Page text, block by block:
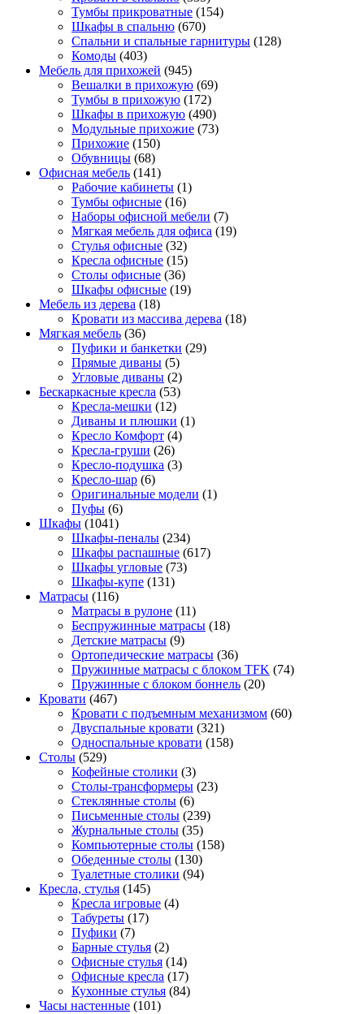
Тумбы прикроватные (154)
Шкафы в спальню (670)
Спальни и спальные гарнитуры (128)
Комоды (403)
Мебель для прихожей (945)
Вешалки в прихожую (69)
Тумбы в прихожую (172)
Шкафы в прихожую (490)
Модульные прихожие (73)
Прихожие (150)
Обувницы (68)
Офисная мебель (141)
Рабочие кабинеты (1)
Тумбы офисные (16)
Наборы офисной мебели (7)
Мягкая мебель для офиса (19)
Стулья офисные (32)
Кресла офисные (15)
Столы офисные (36)
Шкафы офисные (19)
Мебель из дерева (18)
Кровати из массива дерева (18)
Мягкая мебель (36)
Пуфики и банкетки (29)
Прямые диваны (5)
Угловые диваны (2)
Бескаркасные кресла (53)
Кресла-мешки (12)
Диваны и плюшки (1)
Кресло Комфорт (4)
Кресла-груши (26)
Кресло-подушка (3)
Кресло-шар (6)
Оригинальные модели (1)
Пуфы (6)
Шкафы (1041)
Шкафы-пеналы (234)
Шкафы распашные (617)
Шкафы угловые (73)
Шкафы-купе (131)
Матрасы (116)
Матрасы в рулоне (11)
Беспружинные матрасы (18)
Детские матрасы (9)
Ортопедические матрасы (36)
Пружинные матрасы с блоком TFK (74)
Пружинные с блоком боннель (20)
Кровати (467)
Кровати с подъемным механизмом (60)
Двуспальные кровати (321)
Односпальные кровати (158)
Столы (529)
Кофейные столики (3)
Столы-трансформеры (23)
Стеклянные столы (6)
Письменные столы (239)
Журнальные столы (35)
Компьютерные столы (158)
Обеденные столы (130)
Туалетные столики (94)
Кресла, стулья (145)
Кресла игровые (4)
Табуреты (17)
Пуфики (7)
Барные стулья (2)
Офисные стулья (14)
Офисные кресла (17)
Кухонные стулья (84)
Часы настенные (101)